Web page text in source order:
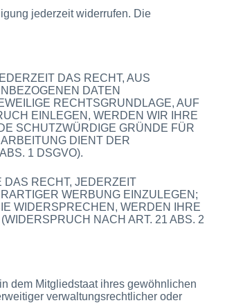
jederzeit widerrufen. Die
DAS RECHT, AUS
DATEN
RECHTSGRUNDLAGE, AUF
EINLEGEN, WERDEN WIR IHRE
SCHUTZWÜRDIGE GRÜNDE FÜR
DIENT DER
1 DSGVO).
RECHT, JEDERZEIT
WERBUNG EINZULEGEN;
WIDERSPRECHEN, WERDEN IHRE
NACH ART. 21 ABS. 2
dem Mitgliedstaat ihres gewöhnlichen
verwaltungsrechtlicher oder